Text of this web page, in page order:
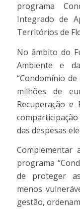
programa
Integrado de
Territórios de
No âmbito do
Ambiente e
“Condomínio
milhões de
Recuperação e
das despesas
Complementar
programa
de proteger
menos
gestão,